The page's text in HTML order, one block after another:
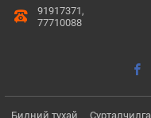
91917371,
77710088
Бидний тухай